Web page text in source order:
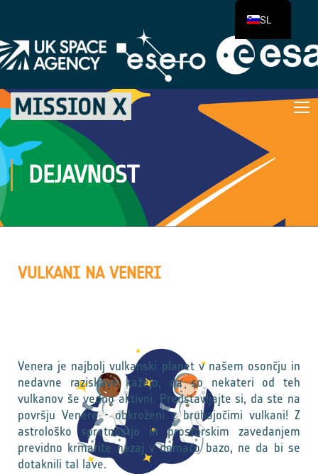
DEJAVNOST
VULKANI NA VENERI
Venera je najbolj vulkanski planet v našem osončju in
nedavne raziskave kažejo, da so nekateri od teh
vulkanov še vedno aktivni. Predstavljajte si, da ste na
površju Venere - obkroženi z bruhajočimi vulkani! Z
astrološko spretnostjo in prostorskim zavedanjem
previdno krmarite nazaj v domačo bazo, ne da bi se
dotaknili tal lave.
SL